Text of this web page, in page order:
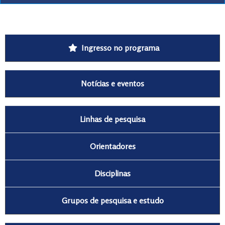
Ingresso no programa
Notícias e eventos
Linhas de pesquisa
Orientadores
Disciplinas
Grupos de pesquisa e estudo